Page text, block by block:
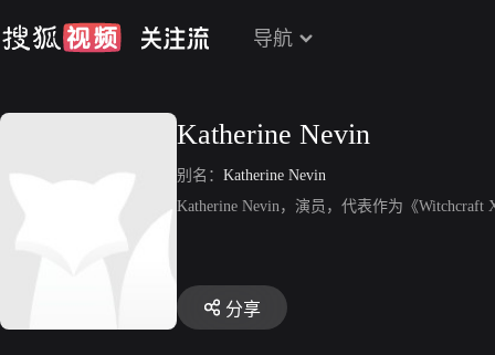
导航
Katherine Nevin
别名： Katherine Nevin
Katherine Nevin，演员，代表作为《Witchcraft
分享